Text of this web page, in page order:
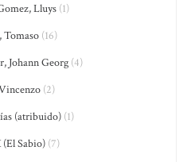
Lluys(1)
(16)
Johann Georg (4)
(2)
(atribuido) (1)
Sabio) (7)